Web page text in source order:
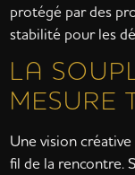
protégé par des
stabilité pour les
LA
MESURE
Une vision
fil de la rencontre.